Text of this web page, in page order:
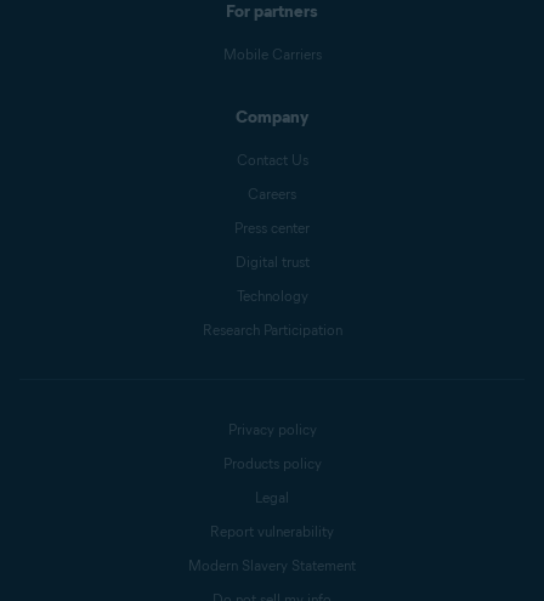
For partners
Mobile Carriers
Company
Contact Us
Careers
Press center
Digital trust
Technology
Research Participation
Privacy policy
Products policy
Legal
Report vulnerability
Modern Slavery Statement